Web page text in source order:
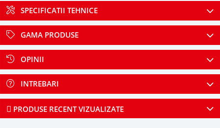
SPECIFICATII TEHNICE
GAMA PRODUSE
OPINII
INTREBARI
PRODUSE RECENT VIZUALIZATE